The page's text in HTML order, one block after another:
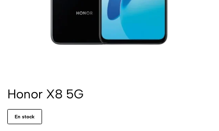
Honor X8 5G
En stock